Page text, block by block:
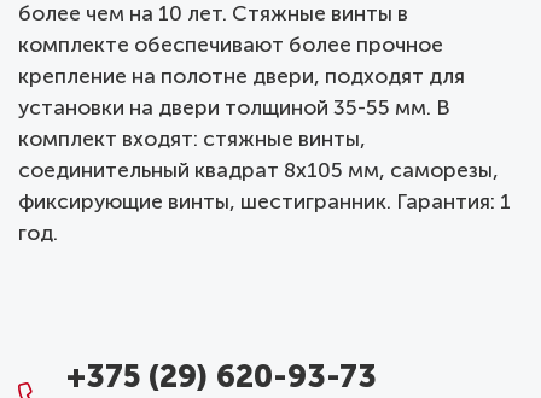
более чем на 10 лет. Стяжные винты в
комплекте обеспечивают более прочное
крепление на полотне двери, подходят для
установки на двери толщиной 35-55 мм. В
комплект входят: стяжные винты,
соединительный квадрат 8x105 мм, саморезы,
фиксирующие винты, шестигранник. Гарантия: 1
год.
+375 (29) 620-93-73